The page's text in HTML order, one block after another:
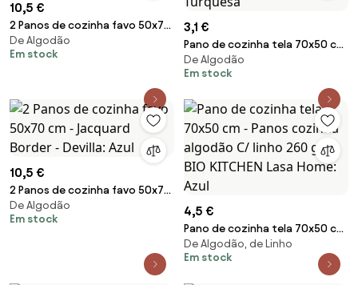
10,5 €
2 Panos de cozinha favo 50x70
cm - Jacquard Border - Devilla:
Vermelho
De Algodão
Em stock
3,1 €
Pano de cozinha tela 70x50 cm
- Panos cozinha 100% algodão
260 gr.: Azul Turquesa
De Algodão
Em stock
10,5 €
2 Panos de cozinha favo 50x70
cm - Jacquard Border - Devilla:
Azul
De Algodão
Em stock
4,5 €
Pano de cozinha tela 70x50 cm
- Panos cozinha algodão C/
linho 260 gr.- BIO KITCHEN Lasa
De Algodão, de Linho
Em stock